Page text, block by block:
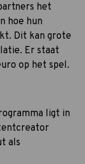
het
hoe hun
Dit kan grote
Er staat
op het spel.
ligt in
als